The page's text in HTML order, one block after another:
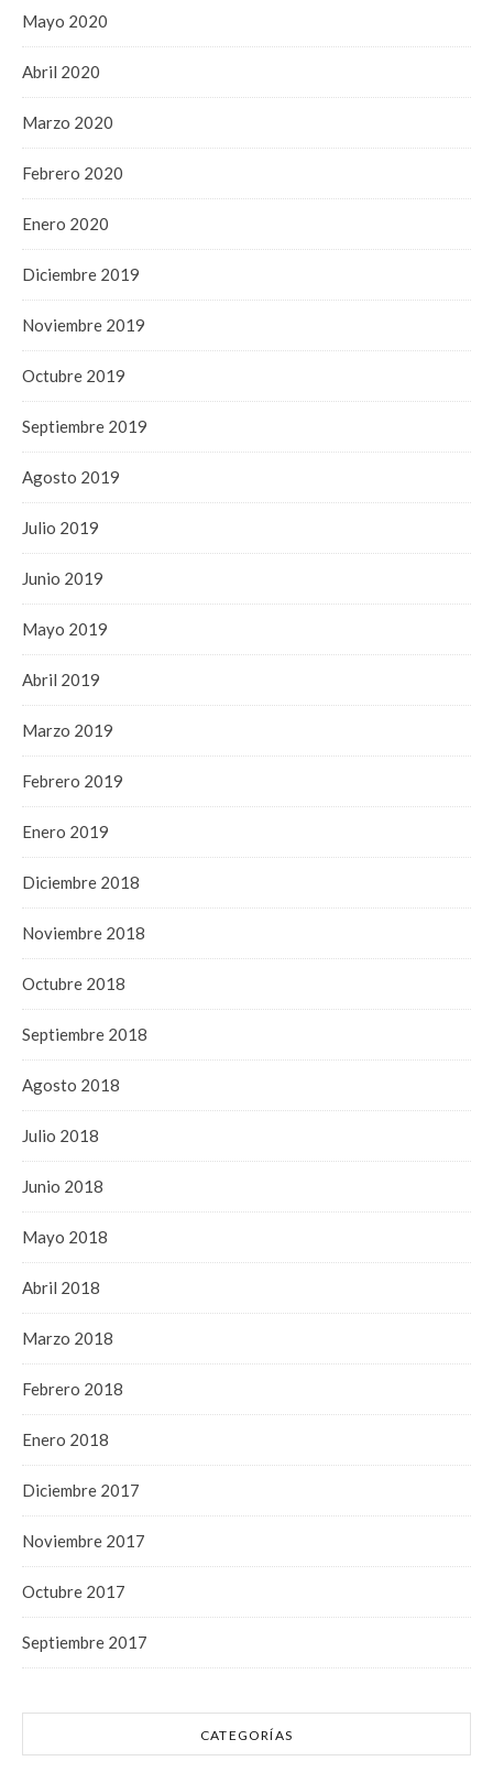
Mayo 2020
Abril 2020
Marzo 2020
Febrero 2020
Enero 2020
Diciembre 2019
Noviembre 2019
Octubre 2019
Septiembre 2019
Agosto 2019
Julio 2019
Junio 2019
Mayo 2019
Abril 2019
Marzo 2019
Febrero 2019
Enero 2019
Diciembre 2018
Noviembre 2018
Octubre 2018
Septiembre 2018
Agosto 2018
Julio 2018
Junio 2018
Mayo 2018
Abril 2018
Marzo 2018
Febrero 2018
Enero 2018
Diciembre 2017
Noviembre 2017
Octubre 2017
Septiembre 2017
CATEGORÍAS